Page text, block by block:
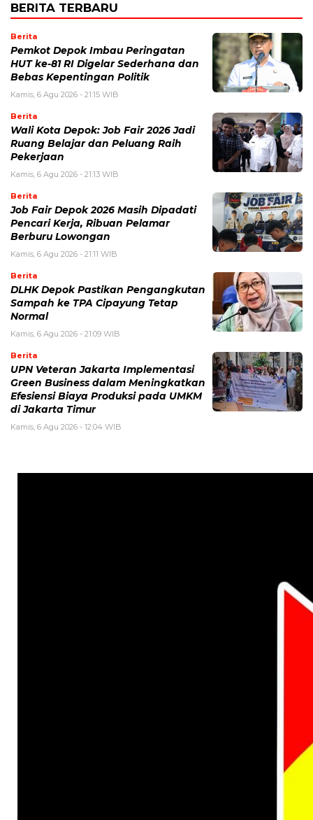
BERITA TERBARU
Berita
Pemkot Depok Imbau Peringatan
HUT ke-81 RI Digelar Sederhana dan
Bebas Kepentingan Politik
Kamis, 6 Agu 2026 - 21:15 WIB
Berita
Wali Kota Depok: Job Fair 2026 Jadi
Ruang Belajar dan Peluang Raih
Pekerjaan
Kamis, 6 Agu 2026 - 21:13 WIB
Berita
Job Fair Depok 2026 Masih Dipadati
Pencari Kerja, Ribuan Pelamar
Berburu Lowongan
Kamis, 6 Agu 2026 - 21:11 WIB
Berita
DLHK Depok Pastikan Pengangkutan
Sampah ke TPA Cipayung Tetap
Normal
Kamis, 6 Agu 2026 - 21:09 WIB
Berita
UPN Veteran Jakarta Implementasi
Green Business dalam Meningkatkan
Efesiensi Biaya Produksi pada UMKM
di Jakarta Timur
Kamis, 6 Agu 2026 - 12:04 WIB